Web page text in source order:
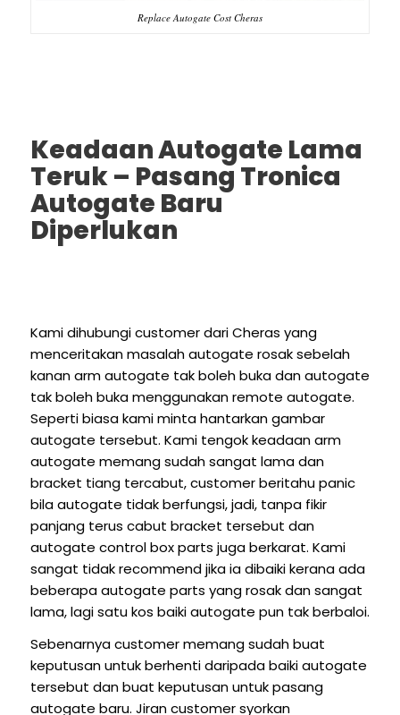
Replace Autogate Cost Cheras
Keadaan Autogate Lama
Teruk – Pasang Tronica
Autogate Baru
Diperlukan
Kami dihubungi customer dari Cheras yang
menceritakan masalah autogate rosak sebelah
kanan arm autogate tak boleh buka dan autogate
tak boleh buka menggunakan remote autogate.
Seperti biasa kami minta hantarkan gambar
autogate tersebut. Kami tengok keadaan arm
autogate memang sudah sangat lama dan
bracket tiang tercabut, customer beritahu panic
bila autogate tidak berfungsi, jadi, tanpa fikir
panjang terus cabut bracket tersebut dan
autogate control box parts juga berkarat. Kami
sangat tidak recommend jika ia dibaiki kerana ada
beberapa autogate parts yang rosak dan sangat
lama, lagi satu kos baiki autogate pun tak berbaloi.
Sebenarnya customer memang sudah buat
keputusan untuk berhenti daripada baiki autogate
tersebut dan buat keputusan untuk pasang
autogate baru. Jiran customer syorkan